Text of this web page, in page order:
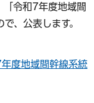
「令和7年度地域間
、公表します。
度地域間幹線系統